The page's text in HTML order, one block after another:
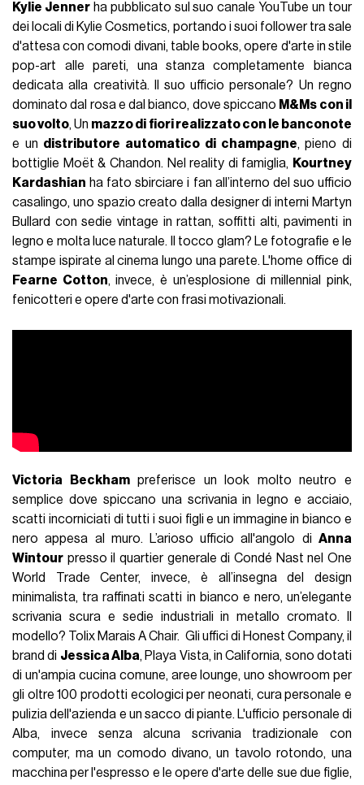
Kylie Jennerha pubblicato sul suo canale YouTube un tour
dei locali di Kylie Cosmetics, portando i suoi follower tra sale
d'attesa con comodi divani, table books, opere d'arte in stile
pop-art alle pareti, una stanza completamente bianca
dedicata alla creatività. Il suo ufficio personale? Un regno
dominato dal rosa e dal bianco, dove spiccano M&Ms con il
suo volto, Un mazzo di fiori realizzato con le banconote
e un distributore automatico di champagne, pieno di
bottiglie Moët & Chandon. Nel reality di famiglia, Kourtney
Kardashian ha fato sbirciare i fan all’interno del suo ufficio
casalingo, uno spazio creato dalla designer di interni Martyn
Bullard con sedie vintage in rattan, soffitti alti, pavimenti in
legno e molta luce naturale. Il tocco glam? Le fotografie e le
stampe ispirate al cinema lungo una parete. L'home office di
Fearne Cotton, invece, è un’esplosione di millennial pink,
fenicotteri e opere d'arte con frasi motivazionali.
Victoria Beckhampreferisce un look molto neutro e
semplice dove spiccano una scrivania in legno e acciaio,
scatti incorniciati di tutti i suoi figli e un immagine in bianco e
nero appesa al muro. L’arioso ufficio all'angolo di Anna
Wintour presso il quartier generale di Condé Nast nel One
World Trade Center, invece, è all’insegna del design
minimalista, tra raffinati scatti in bianco e nero, un’elegante
scrivania scura e sedie industriali in metallo cromato. Il
modello? Tolix Marais A Chair. Gli uffici di Honest Company, il
brand di Jessica Alba, Playa Vista, in California, sono dotati
di un'ampia cucina comune, aree lounge, uno showroom per
gli oltre 100 prodotti ecologici per neonati, cura personale e
pulizia dell'azienda e un sacco di piante. L'ufficio personale di
Alba, invece senza alcuna scrivania tradizionale con
computer, ma un comodo divano, un tavolo rotondo, una
macchina per l'espresso e le opere d'arte delle sue due figlie,